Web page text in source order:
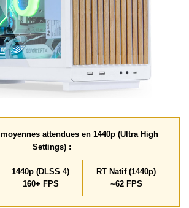
attendues en 1440p (Ultra High
Settings) :
1440p (DLSS 4)
160+ FPS
RT Natif (1440p)
~62 FPS